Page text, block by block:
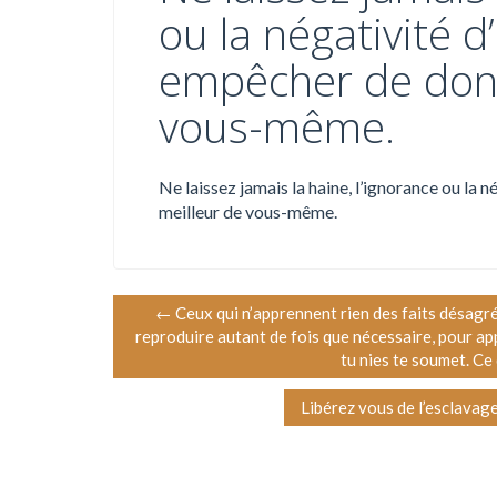
ou la négativité
empêcher de
vous-même.
Ne laissez jamais la haine, l’ignorance ou la
meilleur de vous-même.
a
← Ceux qui n’apprennent rien des faits
reproduire autant de fois que nécessaire, pour
tu nies te soumet.
Libérez vous de